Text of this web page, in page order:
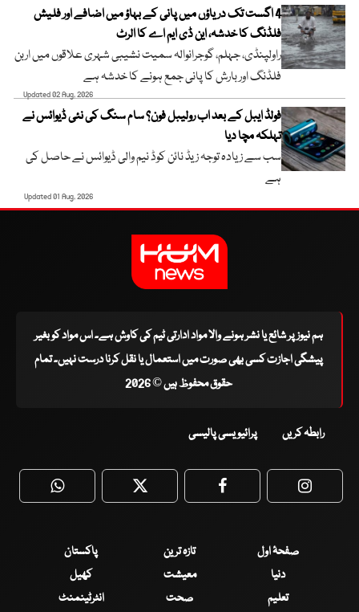
4 اگست تک دریاؤں میں پانی کے بہاؤ میں اضافے اور فلیش
فلڈنگ کا خدشہ، این ڈی ایم اے کا الرٹ
راولپنڈی، جہلم، گوجرانوالہ سمیت نشیبی شہری علاقوں میں اربن
فلڈنگ اور بارش کا پانی جمع ہونے کا خدشہ ہے
Updated 02 Aug, 2026
فولڈ ایبل کے بعد اب رولیبل فون؟ سام سنگ کی نئی ڈیوائس نے
تہلکہ مچا دیا
سب سے زیادہ توجہ زیڈ نائن کوڈ نیم والی ڈیوائس نے حاصل کی
ہے
Updated 01 Aug, 2026
ہم نیوز پر شائع یا نشر ہونے والا مواد ادارتی ٹیم کی کاوش ہے۔ اس مواد کو بغیر
پیشگی اجازت کسی بھی صورت میں استعمال یا نقل کرنا درست نہیں۔ تمام
حقوق محفوظ ہیں © 2026
رابطہ کریں پرائیویسی پالیسی
WhatsApp Twitter Facebook
صفحۂ اول تازہ ترین
پاکستان
دنیا
معیشت
کھیل
تعلیم
صحت انٹرٹینمنٹ